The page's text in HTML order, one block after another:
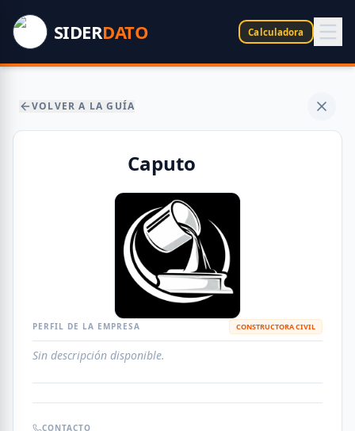
SIDERDATO Calculadora
VOLVER A LA GUÍA
Caputo
PERFIL DE LA EMPRESA CONSTRUCTORA CIVIL
Sin descripción disponible.
CONTACTO